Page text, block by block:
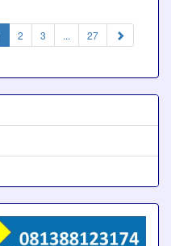
(current)
2 3 ... 27